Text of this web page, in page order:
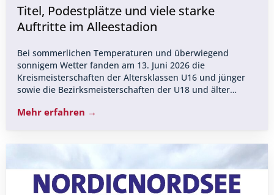
Titel, Podestplätze und viele starke
Auftritte im Alleestadion
Bei sommerlichen Temperaturen und überwiegend
sonnigem Wetter fanden am 13. Juni 2026 die
Kreismeisterschaften der Altersklassen U16 und jünger
sowie die Bezirksmeisterschaften der U18 und älter…
Mehr erfahren →